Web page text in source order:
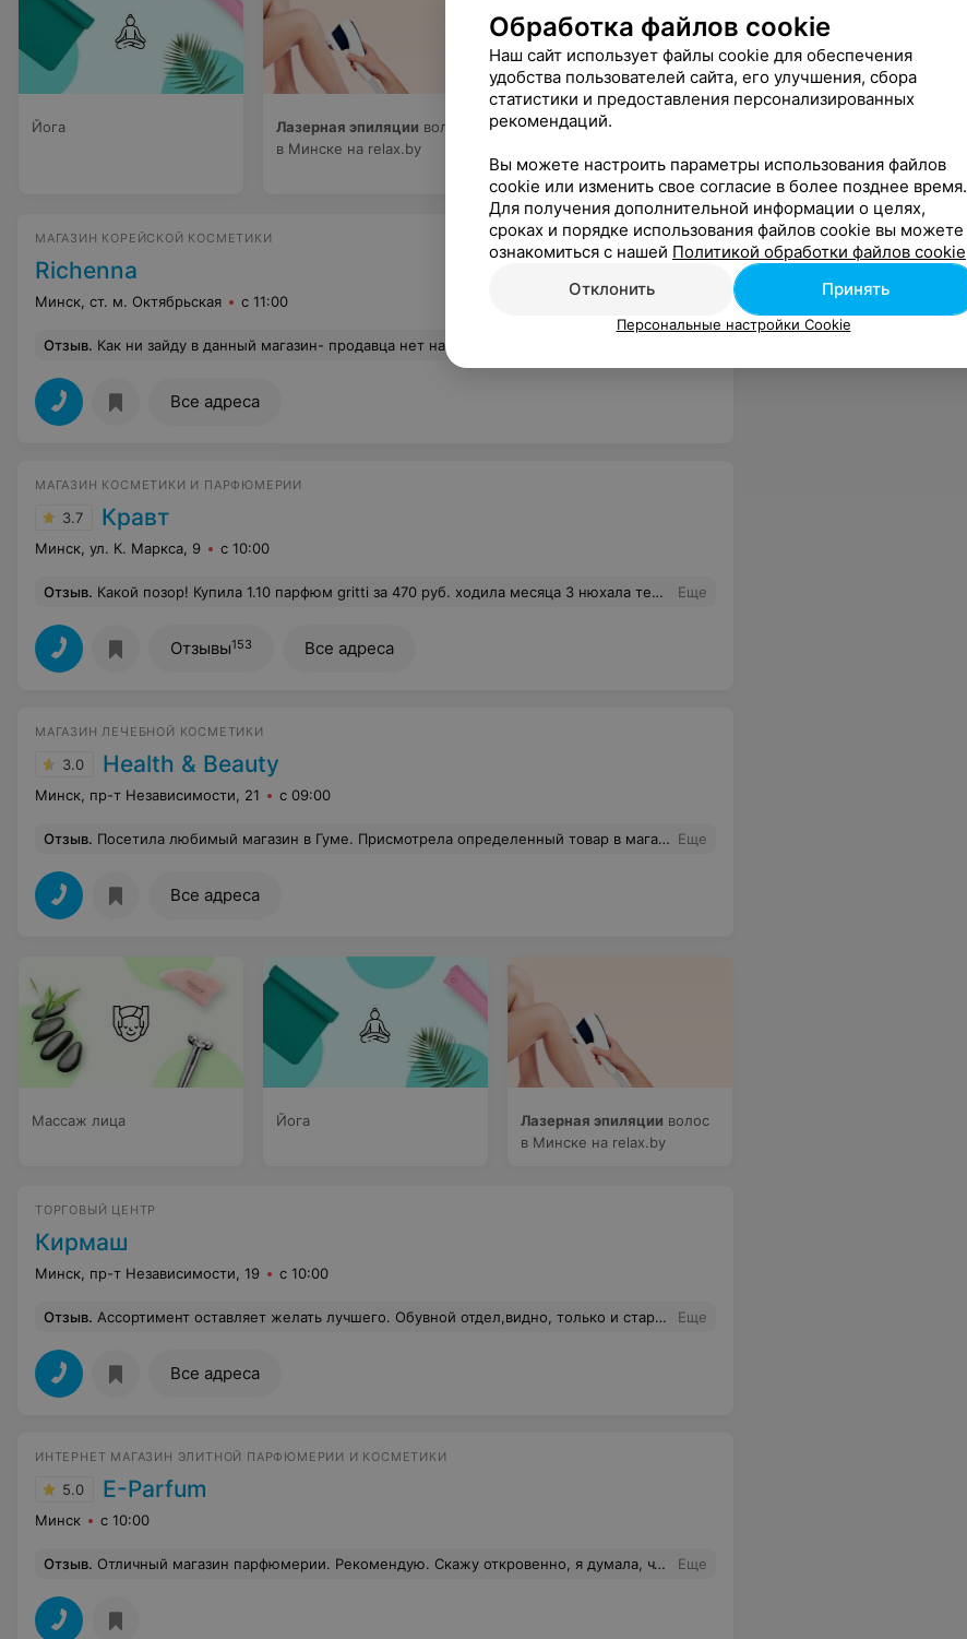
Йога Лазерная эпиляции волос
в Минске на relax.by
Коррекция и окраска
relax.by
МАГАЗИН КОРЕЙСКОЙ КОСМЕТИКИ
Richenna
Минск, ст. м. Октябрьская с 11:00
Отзыв. Как ни зайду в данный магазин- продавца нет на месте((
Все адреса
МАГАЗИН КОСМЕТИКИ И ПАРФЮМЕРИИ
3.7 Кравт
Минск, ул. К. Маркса, 9 с 10:00
Отзыв. Какой позор! Купила 1.10 парфюм gritti за 470 руб. ходила месяца 3 нюхала тестер и убедилась, что подходит. Тестер пах на одежде 2 дня, кожа после душа. Купила духи, аа они не держаться и 15 минут. Все выветриваются. Как жалко своих денег, времени и настроения. Оставлю вам отзыв на большую аудиторию в соц. сети Еще
Отзывы153 Все адреса
МАГАЗИН ЛЕЧЕБНОЙ КОСМЕТИКИ
3.0 Health & Beauty
Минск, пр-т Независимости, 21 с 09:00
Отзыв. Посетила любимый магазин в Гуме. Присмотрела определенный товар в магазине. Продавец порекомендовала заказать через интернет-магазин, аргументируя тем, что скидка будет больше. Заказала. На сайте указана информация, то что заказы с сб и вс примут в пн или вт. Жду. Со мной до сих пор никто не связался и не принял мою заявку. Позвонила сама! Договорились о доставке в промежуток времени, удобный для меня. Курьер не приехал. Я снова звонить..... так мы в догонялки провозились. Вывод. Менеджер никакой. Девушка по телефону ситуацию разруливать не умеет. Водитель вечно опаздывает..И говорит еду...еду. Организация доставки- отвратительная! Если хотите испытать свои нервишки- заказывайте через интернет, но не советую. Не знаю, когда ребята начнут исправляться..... Заказываю 2 год уже косметику через интернет, история все та же. Добавляйте в штат 2-го курьера, он же систематически опаздывает и ничего не успевает! Большая сеть магазинов.....ну как же так! Еще
Все адреса
Массаж лица Йога Лазерная эпиляции волос
в Минске на relax.by
ТОРГОВЫЙ ЦЕНТР
Кирмаш
Минск, пр-т Независимости, 19 с 10:00
Отзыв. Ассортимент оставляет желать лучшего. Обувной отдел,видно, только и старается. Обслуживание хамское по отношению ко мне, апо телефону особенно. Сервис-это не про Кирмаш! Еще
Все адреса
ИНТЕРНЕТ МАГАЗИН ЭЛИТНОЙ ПАРФЮМЕРИИ И КОСМЕТИКИ
5.0 E-Parfum
Минск с 10:00
Отзыв. Отличный магазин парфюмерии. Рекомендую. Скажу откровенно, я думала, что по таким ценам это разводилово: или магазина нет, или товар не придёт, или запахи будут не те, или ещё что. Магазин есть. Товар пришёл. Запахи абсолютно те и абсолютно обалденные :) Брала два полноразмерных парфюма и один Shaik - всё очень достойное, запахи вкусные, носятся хорошо. Все флаконы выглядят как оригинальные брендовые (кроме Shaik, конечно, которые являются отдельным брендом), упакованы качественно, целлофан не надорван. Цена, конечно, очень подкупает, я уже ищу следующие запахи, которые хочу заказать. Заказывала доставку на почту, при получении посылки выяснилось, что один парфюм перепутали, положили не тот. Девушка-консультант записала все данные, согласовала со мной время и адрес доставки, в назначенное время приехал курьер и без всяких проблем заменил парфюм. Замечу, что парфюм, полученный по ошибке, я не вскрывала. Магазин однозначно рекомендую :) Еще
Обработка файлов cookie
Наш сайт использует файлы cookie для обеспечения
удобства пользователей сайта, его улучшения, сбора
статистики и предоставления персонализированных
рекомендаций.
Вы можете настроить параметры использования файлов
cookie или изменить свое согласие в более позднее время.
Для получения дополнительной информации о целях,
сроках и порядке использования файлов cookie вы можете
ознакомиться с нашей Политикой обработки файлов cookie
Отклонить
Принять
Персональные настройки Cookie